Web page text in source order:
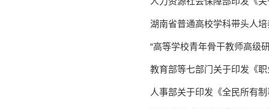
湖南省普通高校学科带头人
“高等学校青年骨干教师高级
教育部等七部门关于印发《
人事部关于印发《全民所有